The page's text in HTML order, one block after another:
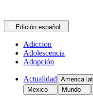
Edición español
Adiccion
Adolescencia
Adopción
Actualidad America
Mexico
Mundo